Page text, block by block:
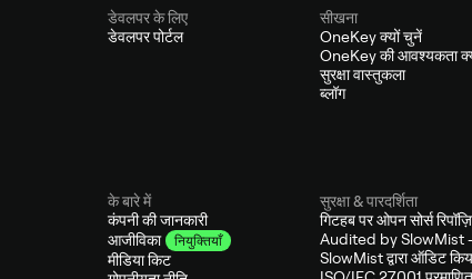
डेवलपर के लिए
डेवलपर पोर्टल
सीखना
OneKey क्यों चुनें
OneKey की आवश्यकता
सुरक्षा वास्तुकला
ब्लॉग
के बारे में
कंपनी की जानकारी
आजीविका
नियुक्तियाँ
मीडिया किट
सुरक्षा & पारदर्शिता
गिटहब पर ओपन सोर्स
Audited by SlowMist
SlowMist द्वारा ऑडिट